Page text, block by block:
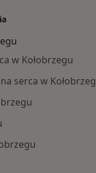
w Kołobrzegu
serca w